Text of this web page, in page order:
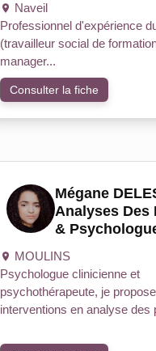
Naveil
Professionnel d'expérience
(travailleur social de
manager...
Consulter la fiche
Mégane
Analyses Des
&
MOULINS
Psychologue clinicienne et
psychothérapeute, je
interventions en analyse des